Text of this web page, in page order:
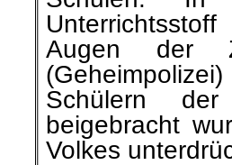
Augen der
Schülern
beigebracht
Volkes